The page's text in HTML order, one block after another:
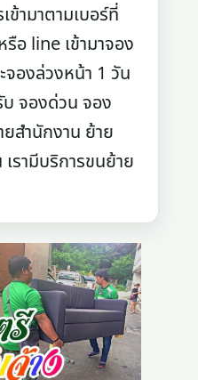
ข้ามาตามเบอร์ที่
รือ line เข้ามาจอง
จองล่วงหน้า 1 วัน
จองด่วน จอง
สำนักงาน ย้าย
รามีบริการขนย้าย